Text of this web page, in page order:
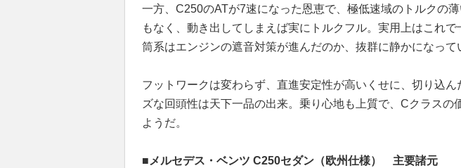
一方、C250のATが7速になった恩恵で、極低速域のトルクの
もなく、動き出してしまえば実にトルクフル。実用上はこれ
筒系はエンジンの遮音対策が進んだのか、抜群に静かになって
フットワークは変わらず、直進安定性が高いくせに、切り込ん
ズな回頭性は天下一品の出来。乗り心地も上質で、Cクラスの
ようだ。
■メルセデス・ベンツ C250セダン（欧州仕様） 主要諸元